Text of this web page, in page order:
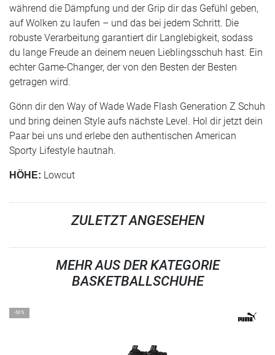
während die Dämpfung und der Grip dir das Gefühl geben,
auf Wolken zu laufen – und das bei jedem Schritt. Die
robuste Verarbeitung garantiert dir Langlebigkeit, sodass
du lange Freude an deinem neuen Lieblingsschuh hast. Ein
echter Game-Changer, der von den Besten der Besten
getragen wird.
Gönn dir den Way of Wade Wade Flash Generation Z Schuh
und bring deinen Style aufs nächste Level. Hol dir jetzt dein
Paar bei uns und erlebe den authentischen American
Sporty Lifestyle hautnah.
HÖHE: Lowcut
ZULETZT ANGESEHEN
MEHR AUS DER KATEGORIE
BASKETBALLSCHUHE
-50%